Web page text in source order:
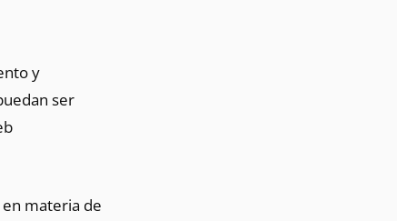
y
ser
materia de